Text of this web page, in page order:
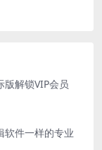
解锁VIP会员
件一样的专业